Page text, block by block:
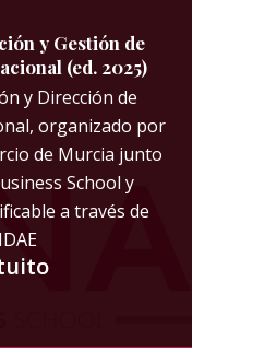
y Gestión de
(ed. 2025)
y Dirección de
organizado por
de Murcia junto
School y
a través de